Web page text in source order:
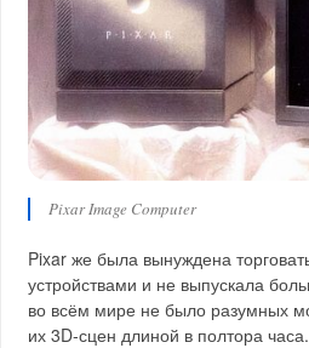
Pixar Image Computer
Pixar же была вынуждена
устройствами и не выпускала
во всём мире не было разумных
их 3D‑сцен длиной в полтора часа.